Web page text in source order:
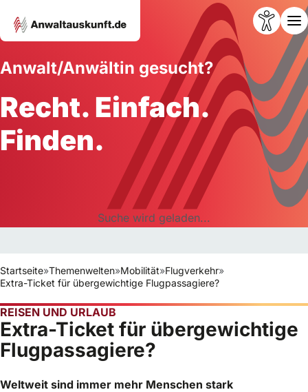
Anwalt/Anwältin gesucht?
Recht. Einfach.
Finden.
Suche wird geladen...
Startseite»Themenwelten»Mobilität»Flugverkehr»
Extra-Ticket für übergewichtige Flugpassagiere?
REISEN UND URLAUB
Extra-Ticket für übergewichtige
Flugpassagiere?
Weltweit sind immer mehr Menschen stark